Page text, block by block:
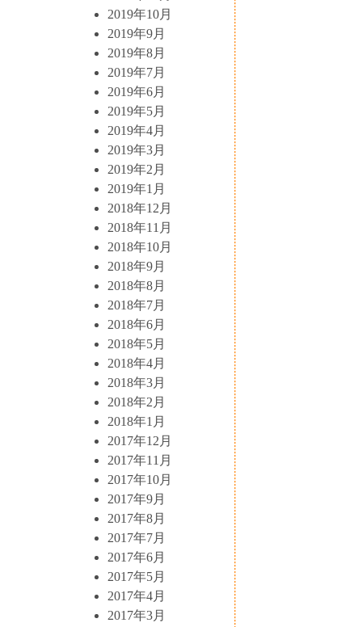
2019年10月
2019年9月
2019年8月
2019年7月
2019年6月
2019年5月
2019年4月
2019年3月
2019年2月
2019年1月
2018年12月
2018年11月
2018年10月
2018年9月
2018年8月
2018年7月
2018年6月
2018年5月
2018年4月
2018年3月
2018年2月
2018年1月
2017年12月
2017年11月
2017年10月
2017年9月
2017年8月
2017年7月
2017年6月
2017年5月
2017年4月
2017年3月